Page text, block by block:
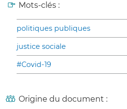
Mots-clés :
politiques publiques
justice sociale
#Covid-19
Origine du document :